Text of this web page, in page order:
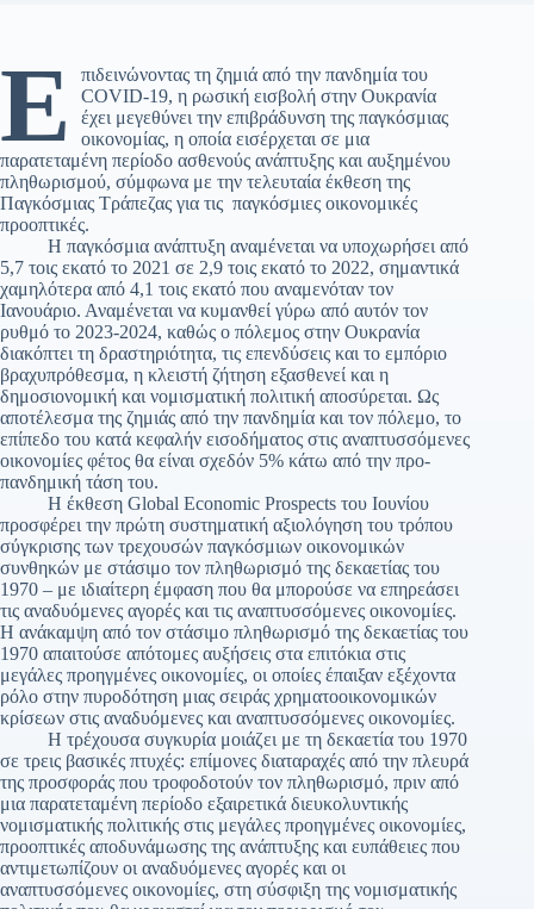
Ε
πιδεινώνοντας τη ζημιά από την πανδημία του
COVID-19, η ρωσική εισβολή στην Ουκρανία
έχει μεγεθύνει την επιβράδυνση της παγκόσμιας
οικονομίας, η οποία εισέρχεται σε μια
παρατεταμένη περίοδο ασθενούς ανάπτυξης και αυξημένου
πληθωρισμού, σύμφωνα με την τελευταία έκθεση της
Παγκόσμιας Τράπεζας για τις παγκόσμιες οικονομικές
προοπτικές.
Η παγκόσμια ανάπτυξη αναμένεται να υποχωρήσει από
5,7 τοις εκατό το 2021 σε 2,9 τοις εκατό το 2022, σημαντικά
χαμηλότερα από 4,1 τοις εκατό που αναμενόταν τον
Ιανουάριο. Αναμένεται να κυμανθεί γύρω από αυτόν τον
ρυθμό το 2023-2024, καθώς ο πόλεμος στην Ουκρανία
διακόπτει τη δραστηριότητα, τις επενδύσεις και το εμπόριο
βραχυπρόθεσμα, η κλειστή ζήτηση εξασθενεί και η
δημοσιονομική και νομισματική πολιτική αποσύρεται. Ως
αποτέλεσμα της ζημιάς από την πανδημία και τον πόλεμο, το
επίπεδο του κατά κεφαλήν εισοδήματος στις αναπτυσσόμενες
οικονομίες φέτος θα είναι σχεδόν 5% κάτω από την προ-
πανδημική τάση του.
Η έκθεση Global Economic Prospects του Ιουνίου
προσφέρει την πρώτη συστηματική αξιολόγηση του τρόπου
σύγκρισης των τρεχουσών παγκόσμιων οικονομικών
συνθηκών με στάσιμο τον πληθωρισμό της δεκαετίας του
1970 – με ιδιαίτερη έμφαση που θα μπορούσε να επηρεάσει
τις αναδυόμενες αγορές και τις αναπτυσσόμενες οικονομίες.
Η ανάκαμψη από τον στάσιμο πληθωρισμό της δεκαετίας του
1970 απαιτούσε απότομες αυξήσεις στα επιτόκια στις
μεγάλες προηγμένες οικονομίες, οι οποίες έπαιξαν εξέχοντα
ρόλο στην πυροδότηση μιας σειράς χρηματοοικονομικών
κρίσεων στις αναδυόμενες και αναπτυσσόμενες οικονομίες.
Η τρέχουσα συγκυρία μοιάζει με τη δεκαετία του 1970
σε τρεις βασικές πτυχές: επίμονες διαταραχές από την πλευρά
της προσφοράς που τροφοδοτούν τον πληθωρισμό, πριν από
μια παρατεταμένη περίοδο εξαιρετικά διευκολυντικής
νομισματικής πολιτικής στις μεγάλες προηγμένες οικονομίες,
προοπτικές αποδυνάμωσης της ανάπτυξης και ευπάθειες που
αντιμετωπίζουν οι αναδυόμενες αγορές και οι
αναπτυσσόμενες οικονομίες, στη σύσφιξη της νομισματικής